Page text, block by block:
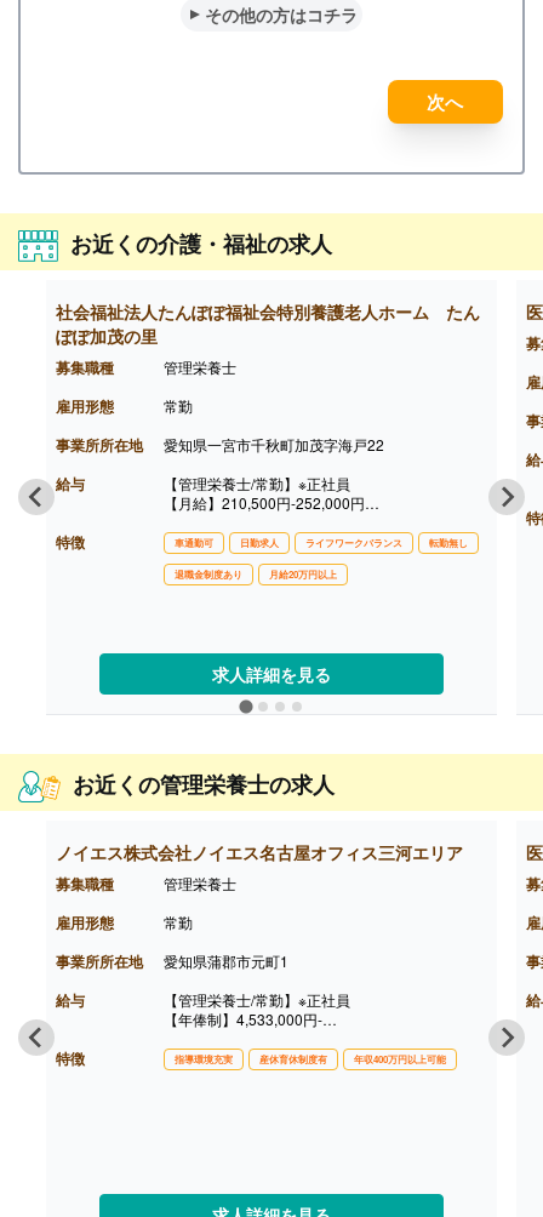
その他の方はコチラ
次へ
お近くの介護・福祉の求人
社会福祉法人たんぽぽ福祉会特別養護老人ホーム たん
ぽぽ加茂の里
募集職種 管理栄養士
雇用形態 常勤
事業所所在地 愛知県一宮市千秋町加茂字海戸22
給与
【管理栄養士/常勤】※正社員
【月給】210,500円-252,000円
・基本給 180,500円-202,000円
・資格手当 30,000円-50,000円
［その他手当］
【通勤手当】あり（上限15,000円/月）※2km以上
【昇給】あり（1月あたり3,000円-）※前年度実績
【退職金】あり※退職金共済加入
特徴 車通勤可 日勤求人 ライフワークバランス 転勤無し
退職金制度あり 月給20万円以上
求人詳細を見る
お近くの管理栄養士の求人
ノイエス株式会社ノイエス名古屋オフィス三河エリア
募集職種 管理栄養士
雇用形態 常勤
事業所所在地 愛知県蒲郡市元町1
給与
【管理栄養士/常勤】※正社員
【年俸制】4,533,000円-
定
［内訳］
ご入社初年度に関しましては、ご入社後に導入研
修期間等もあり、業績評価が評価基準まで達しな
特徴 指導環境充実 産休育休制度有 年収400万円以上可能